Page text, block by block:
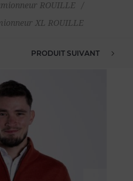
ROUILLE
/
XL ROUILLE
PRODUIT SUIVANT